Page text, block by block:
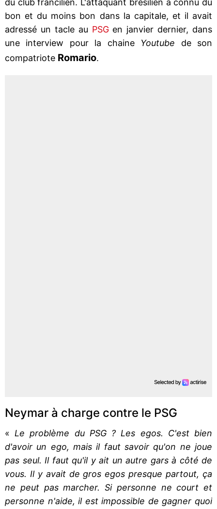
du club francilien. L'attaquant brésilien a connu du
bon et du moins bon dans la capitale, et il avait
adressé un tacle au PSGen janvier dernier, dans
une interview pour la chaine Youtube de son
compatriote Romario.
Neymar à charge contre le PSG
« Le problème du PSG ? Les egos. C'est bien
d'avoir un ego, mais il faut savoir qu'on ne joue
pas seul. Il faut qu'il y ait un autre gars à côté de
vous. Il y avait de gros egos presque partout, ça
ne peut pas marcher. Si personne ne court et
personne n'aide, il est impossible de gagner quoi